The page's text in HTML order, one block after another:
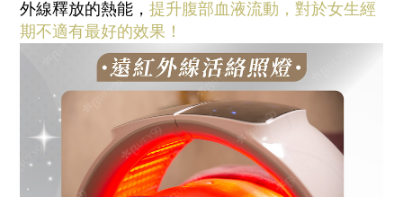
外線釋放的熱能， 提升腹部血液流動，對於女生經
期不適有最好的效果！